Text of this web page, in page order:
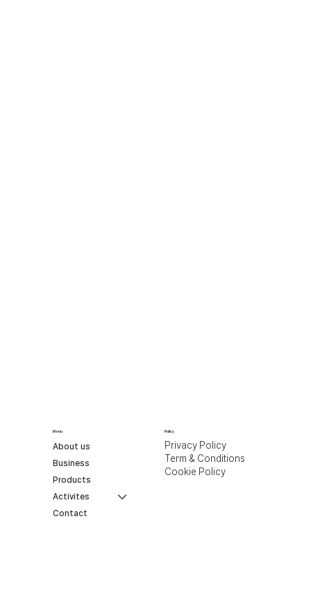
Menu
About us
Business
Products
Activites
Contact
Policy
Privacy Policy
Term & Conditions
Cookie Policy